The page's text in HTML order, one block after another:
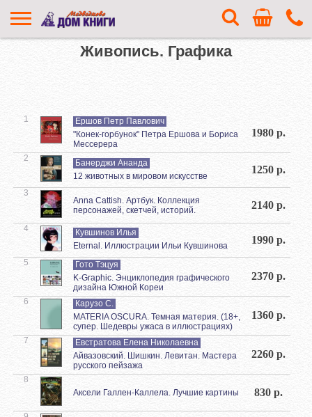
Живопись. Графика
1
Ершов Петр Павлович
"Конек-горбунок" Петра Ершова и Бориса
Мессерера
1980 р.
2
Банерджи Ананда
12 животных в мировом искусстве
1250 р.
3
Anna Cattish. Артбук. Коллекция
персонажей, скетчей, историй.
2140 р.
4
Кувшинов Илья
Eternal. Иллюстрации Ильи Кувшинова
1990 р.
5
Гото Тэцуя
K-Graphic. Энциклопедия графического
дизайна Южной Кореи
2370 р.
6
Карузо С.
MATERIA OSCURA. Темная материя. (18+,
супер. Шедевры ужаса в иллюстрациях)
1360 р.
7
Евстратова Елена Николаевна
Айвазовский. Шишкин. Левитан. Мастера
русского пейзажа
2260 р.
8
Аксели Галлен-Каллела. Лучшие картины
830 р.